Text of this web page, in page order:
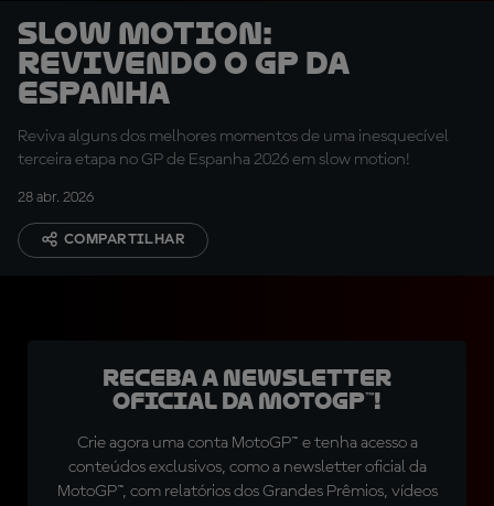
SLOW MOTION:
Revivendo o GP da
Espanha
Reviva alguns dos melhores momentos de uma inesquecível
terceira etapa no GP de Espanha 2026 em slow motion!
28 abr. 2026
COMPARTILHAR
Receba a newsletter
oficial da MotoGP™!
Crie agora uma conta MotoGP™ e tenha acesso a
conteúdos exclusivos, como a newsletter oficial da
MotoGP™, com relatórios dos Grandes Prêmios, vídeos